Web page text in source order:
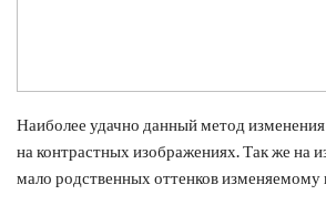
Наиболее удачно данный метод изменения
на контрастных изображениях. Так же на
мало родственных оттенков изменяемому